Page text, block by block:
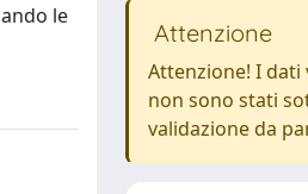
le
Attenzione
Attenzione! I dati
non sono stati
validazione da